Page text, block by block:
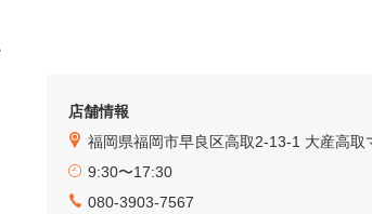
店舗情報
福岡県福岡市早良区高取2-13-1 大産高取
9:30〜17:30
080-3903-7567